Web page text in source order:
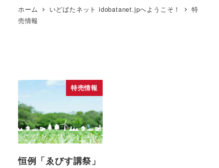
ホーム いどばたネット idobatanet.jpへようこそ！
特
売情報
特売情報
恒例「ゑびす講祭」